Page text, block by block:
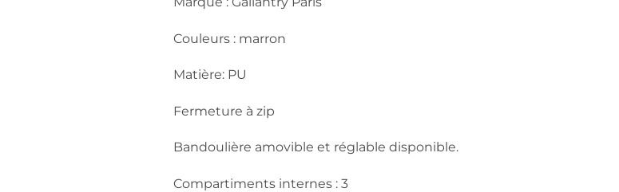
Couleurs : marron
Matière: PU
Fermeture à zip
Bandoulière amovible et réglable disponible.
Compartiments internes : 3